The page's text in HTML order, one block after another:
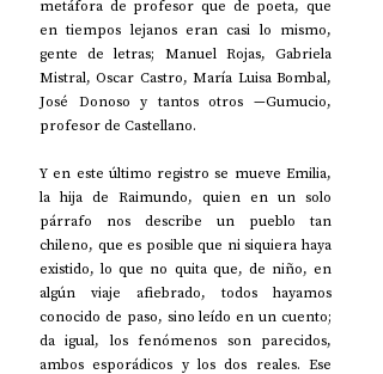
metáfora de profesor que de poeta, que
en tiempos lejanos eran casi lo mismo,
gente de letras; Manuel Rojas, Gabriela
Mistral, Oscar Castro, María Luisa Bombal,
José Donoso y tantos otros —Gumucio,
profesor de Castellano.
Y en este último registro se mueve Emilia,
la hija de Raimundo, quien en un solo
párrafo nos describe un pueblo tan
chileno, que es posible que ni siquiera haya
existido, lo que no quita que, de niño, en
algún viaje afiebrado, todos hayamos
conocido de paso, sino leído en un cuento;
da igual, los fenómenos son parecidos,
ambos esporádicos y los dos reales. Ese